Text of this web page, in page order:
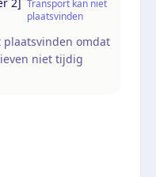
Transport kan niet
plaatsvinden
omdat
niet tijdig